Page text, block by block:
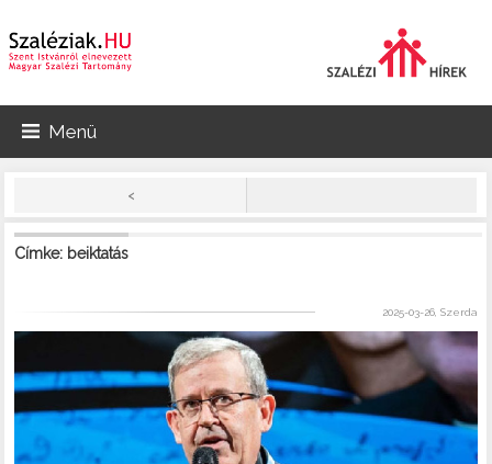
Menü
<
Címke: beiktatás
2025-03-26, Szerda